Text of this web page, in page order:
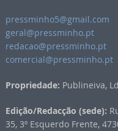
pressminho5@gmail.com
geral@pressminho.pt
redacao@pressminho.pt
comercial@pressminho.pt
Propriedade: Publineiva,
Edição/Redacção (sede):
35, 3º Esquerdo Frente,